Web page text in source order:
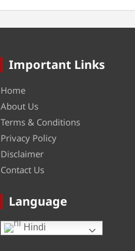
Important Links
Home
About Us
Terms & Conditions
Privacy Policy
Disclaimer
Contact Us
Language
Hindi